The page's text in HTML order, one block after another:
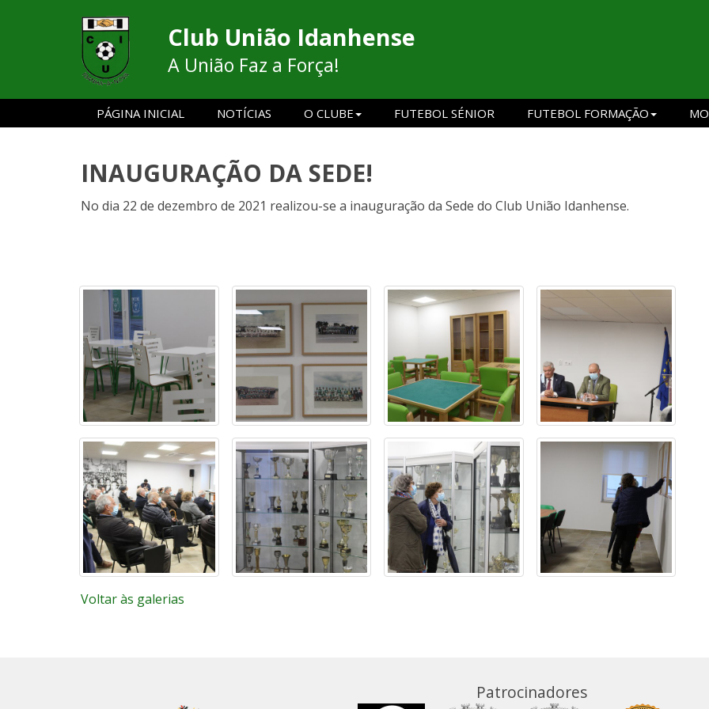
Club União Idanhense
A União Faz a Força!
PÁGINA INICIAL NOTÍCIAS O CLUBE FUTEBOL SÉNIOR FUTEBOL FORMAÇÃO
INAUGURAÇÃO DA SEDE!
No dia 22 de dezembro de 2021 realizou-se a inauguração da Sede do Club União Idanhense.
Voltar às galerias
Patrocinadores